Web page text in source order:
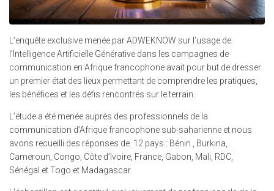
L’enquête exclusive menée par ADWEKNOW sur l’usage de
l’Intelligence Artificielle Générative dans les campagnes de
communication en Afrique francophone avait pour but de dresser
un premier état des lieux permettant de comprendre les pratiques,
les bénéfices et les défis rencontrés sur le terrain.
L’étude a été menée auprès des professionnels de la
communication d’Afrique francophone sub-saharienne et nous
avons recueilli des réponses de 12 pays : Bénin , Burkina,
Cameroun, Congo, Côte d’Ivoire, France, Gabon, Mali, RDC,
Sénégal et Togo et Madagascar